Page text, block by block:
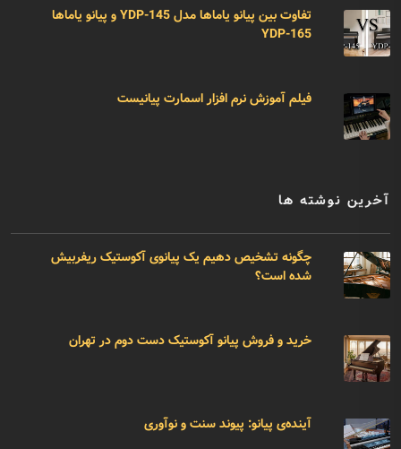
تفاوت بین پیانو یاماها مدل YDP-145 و پیانو یاماها
YDP-165
فیلم آموزش نرم افزار اسمارت پیانیست
آخرین نوشته ها
چگونه تشخیص دهیم یک پیانوی آکوستیک ریفربیش
شده است؟
خرید و فروش پیانو آکوستیک دست دوم در تهران
آینده‌ی پیانو: پیوند سنت و نوآوری